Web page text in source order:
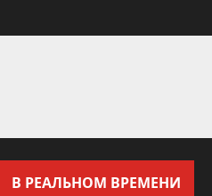
В РЕАЛЬНОМ ВРЕМЕНИ